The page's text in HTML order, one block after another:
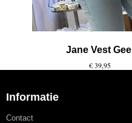
Jane Vest Geel
€ 39,95
Informatie
Contact